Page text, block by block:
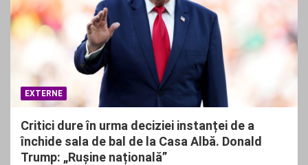
EXTERNE
Critici dure în urma deciziei instanței de a
închide sala de bal de la Casa Albă. Donald
Trump: „Rușine națională”